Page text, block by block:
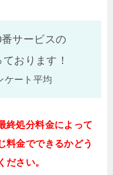
サービスの
おります！
ート平均
終処分料金によって
料金でできるかどう
ださい。